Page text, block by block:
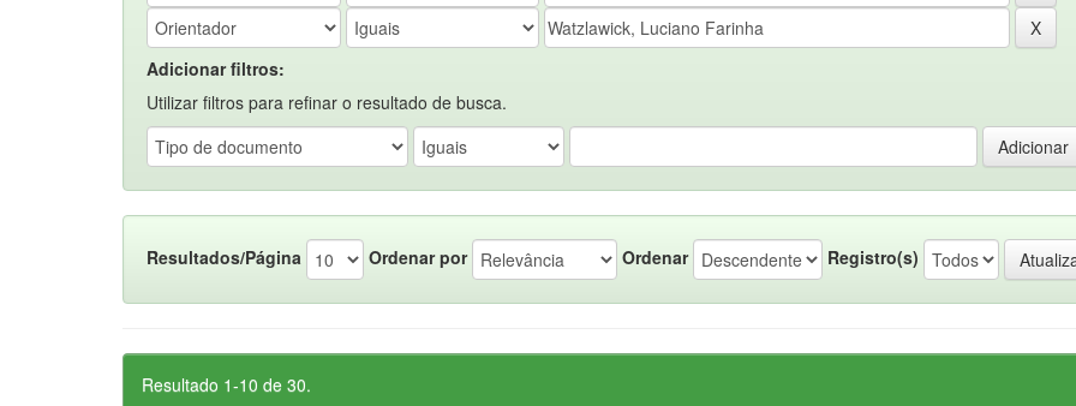
Adicionar filtros:
Utilizar filtros para refinar o resultado de busca.
Resultados/Página Ordenar por Ordenar Registro(s)
Resultado 1-10 de 30.